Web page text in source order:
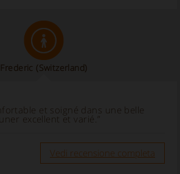
Frederic (Switzerland)
et soigné dans une belle
excellent et varié.”
Vedi recensione completa